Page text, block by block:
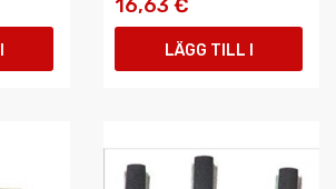
16,63 €
LÄGG TILL I